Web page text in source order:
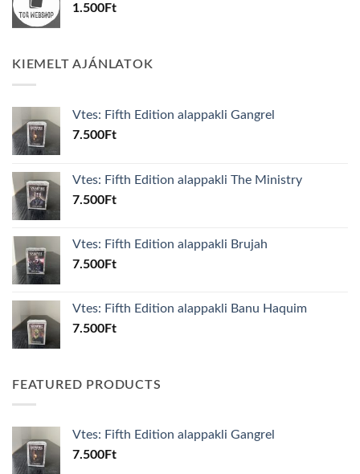
1.500Ft
KIEMELT AJÁNLATOK
Vtes: Fifth Edition alappakli Gangrel
7.500Ft
Vtes: Fifth Edition alappakli The Ministry
7.500Ft
Vtes: Fifth Edition alappakli Brujah
7.500Ft
Vtes: Fifth Edition alappakli Banu Haquim
7.500Ft
FEATURED PRODUCTS
Vtes: Fifth Edition alappakli Gangrel
7.500Ft